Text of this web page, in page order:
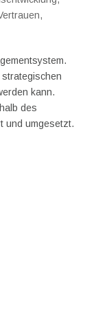
,
kann.
des
und umgesetzt.